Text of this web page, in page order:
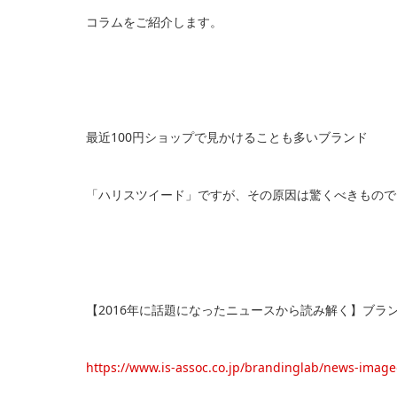
コラムをご紹介します。
最近100円ショップで見かけることも多いブランド
「ハリスツイード」ですが、その原因は驚くべきもの
【2016年に話題になったニュースから読み解く】ブラ
https://www.is-assoc.co.jp/brandinglab/news-